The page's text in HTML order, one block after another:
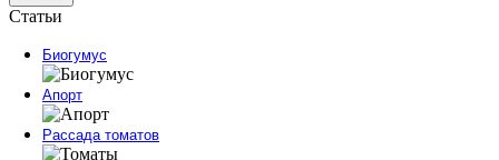
Статьи
Биогумус
Апорт
Рассада томатов